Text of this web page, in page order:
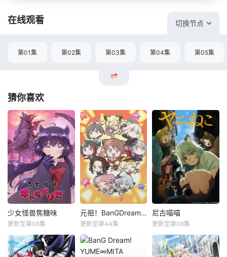
在线观看 切换节点
第01集 第02集 第03集 第04集 第05集
猜你喜欢
少女怪兽焦糖味
更新至第06集
元祖！BanGDream酱
更新至第44集
尼古喵喵
更新至第06集